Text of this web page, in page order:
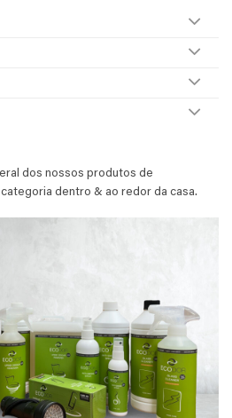
dos nossos produtos de
dentro & ao redor da casa.